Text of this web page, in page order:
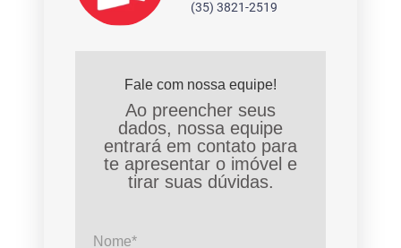
(35) 3821-2519
Fale com nossa equipe!
Ao preencher seus
dados, nossa equipe
entrará em contato para
te apresentar o imóvel e
tirar suas dúvidas.
Nome*